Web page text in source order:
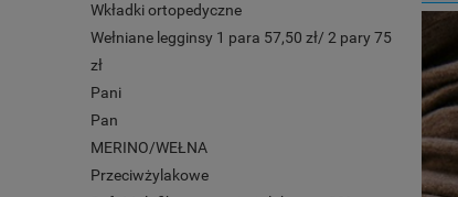
Wkładki ortopedyczne
Wełniane legginsy 1 para 57,50 zł/ 2 pary 75
zł
Pani
Pan
MERINO/WEŁNA
Przeciwżylakowe